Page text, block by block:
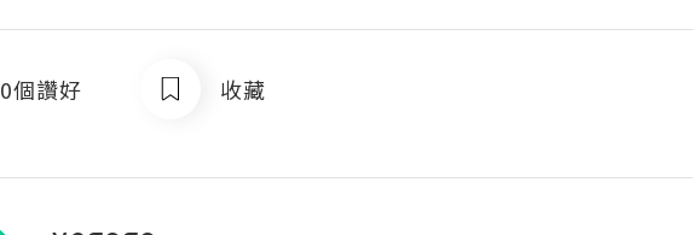
0個讚好 收藏